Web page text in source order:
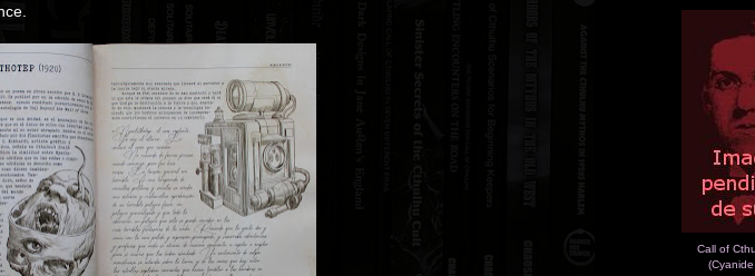
Call of